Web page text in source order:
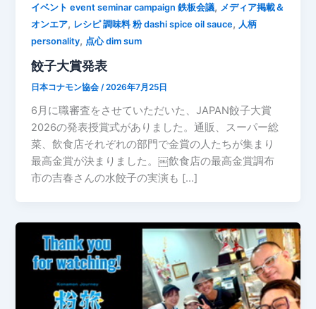
イベント event seminar campaign 鉄板会議, メディア掲載＆
オンエア, レシピ 調味料 粉 dashi spice oil sauce, 人柄
personality, 点心 dim sum
餃子大賞発表
日本コナモン協会/2026年7月25日
6月に職審査をさせていただいた、JAPAN餃子大賞
2026の発表授賞式がありました。通販、スーパー総
菜、飲食店それぞれの部門で金賞の人たちが集まり
最高金賞が決まりました。￼飲食店の最高金賞調布
市の吉春さんの水餃子の実演も […]